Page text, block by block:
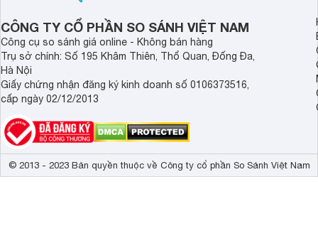
CÔNG TY CỔ PHẦN SO SÁNH VIỆT NAM
Công cụ so sánh giá online - Không bán hàng
Trụ sở chính: Số 195 Khâm Thiên, Thổ Quan, Đống Đa,
Hà Nội
Giấy chứng nhận đăng ký kinh doanh số 0106373516,
cấp ngày 02/12/2013
© 2013 - 2023 Bản quyền thuộc về Công ty cổ phần So Sánh Việt Nam